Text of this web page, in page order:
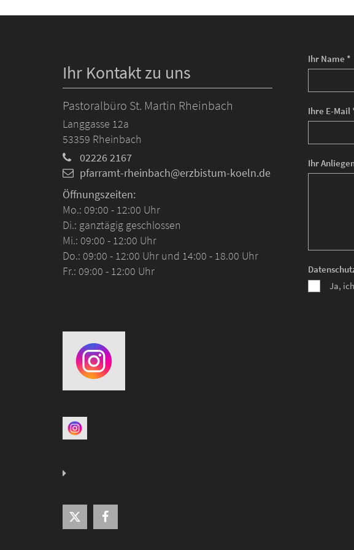
Ihr Name *
Ihre E-Mail
Ihr
Ja,
Ihr Kontakt zu uns
Pastoralbüro St. Martin Rheinbach
Langgasse 12a
53359 Rheinbach
02226 2167
pfarramt-rheinbach@erzbistum-koeln.de
Öffnungszeiten:
Mo.: 09:00 - 12:00 Uhr
Di.: ganztägig geschlossen
Mi.: 09:00 - 12:00 Uhr
Do.: 09:00 - 12:00 Uhr und 14:00 - 18.00 Uhr
Fr.: 09:00 - 12:00 Uhr